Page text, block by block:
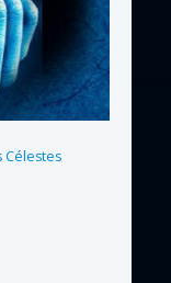
Célestes